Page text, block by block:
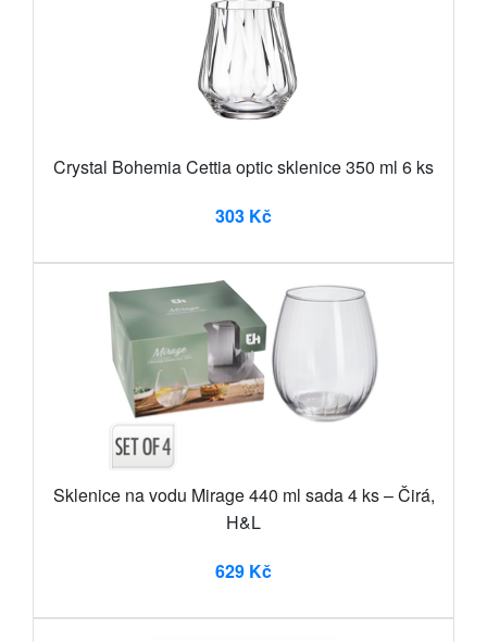
Crystal Bohemia Cettia optic sklenice 350 ml 6 ks
303 Kč
Sklenice na vodu Mirage 440 ml sada 4 ks – Čirá,
H&L
629 Kč